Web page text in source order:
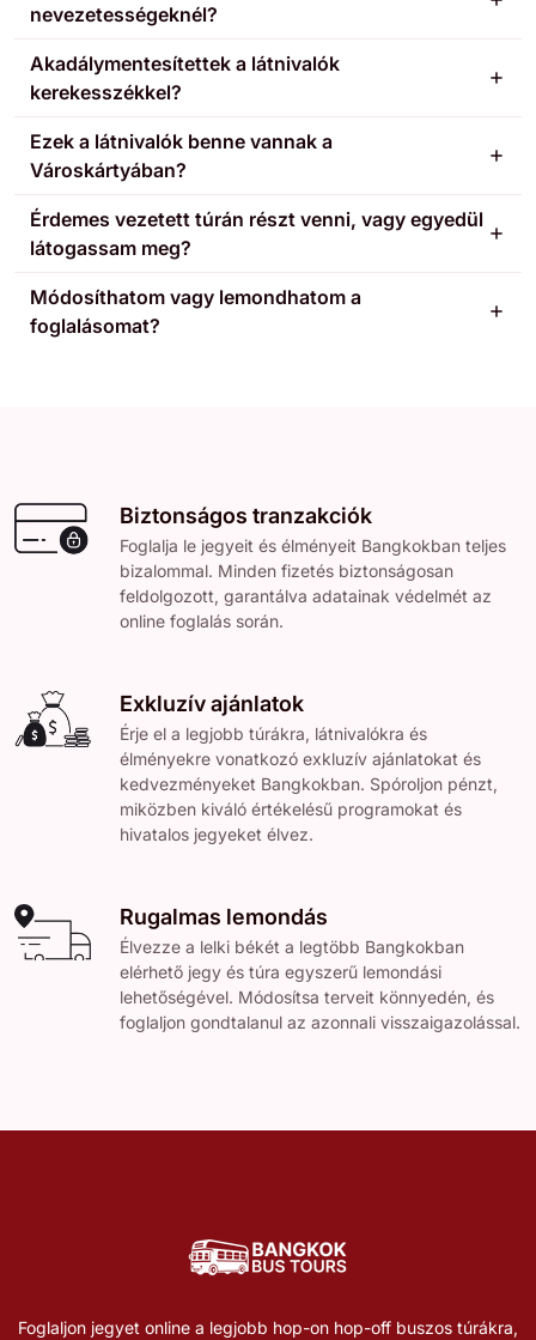
nevezetességeknél?
Akadálymentesítettek a látnivalók
kerekesszékkel?
Ezek a látnivalók benne vannak a
Városkártyában?
Érdemes vezetett túrán részt venni, vagy egyedül
látogassam meg?
Módosíthatom vagy lemondhatom a
foglalásomat?
Biztonságos tranzakciók
Foglalja le jegyeit és élményeit Bangkokban teljes
bizalommal. Minden fizetés biztonságosan
feldolgozott, garantálva adatainak védelmét az
online foglalás során.
Exkluzív ajánlatok
Érje el a legjobb túrákra, látnivalókra és
élményekre vonatkozó exkluzív ajánlatokat és
kedvezményeket Bangkokban. Spóroljon pénzt,
miközben kiváló értékelésű programokat és
hivatalos jegyeket élvez.
Rugalmas lemondás
Élvezze a lelki békét a legtöbb Bangkokban
elérhető jegy és túra egyszerű lemondási
lehetőségével. Módosítsa terveit könnyedén, és
foglaljon gondtalanul az azonnali visszaigazolással.
Foglaljon jegyet online a legjobb hop-on hop-off buszos túrákra,